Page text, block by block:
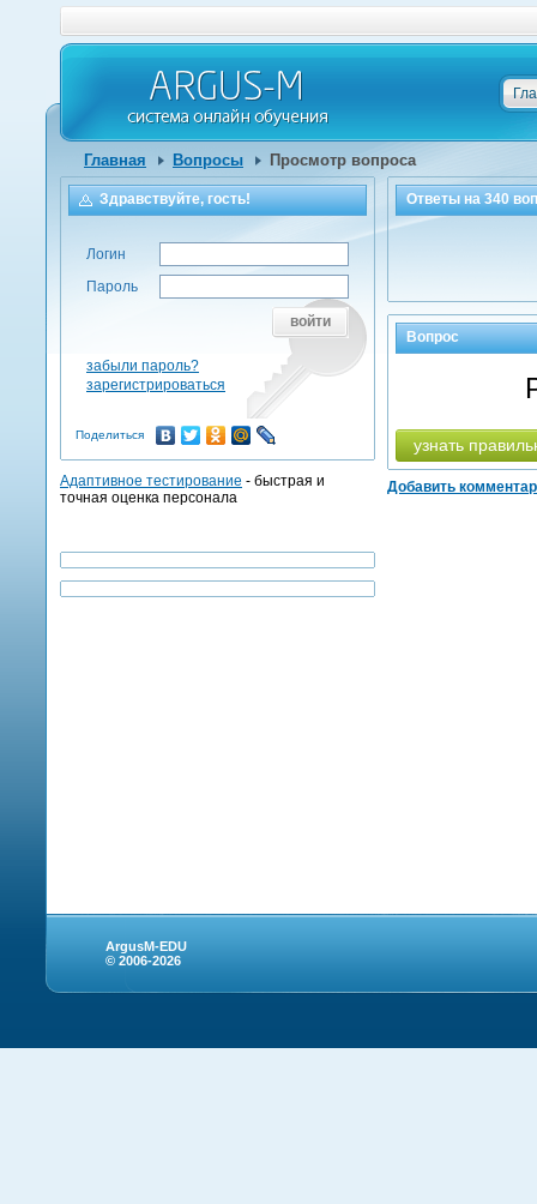
Главная Вопросы Просмотр вопроса
Ответы на340
Вопрос
узнать
Добавить
Здравствуйте, гость!
Логин
Пароль
войти
забыли пароль?
зарегистрироваться
Поделиться
Адаптивное тестирование - быстрая и
точная оценка персонала
ArgusM-EDU
© 2006-2026